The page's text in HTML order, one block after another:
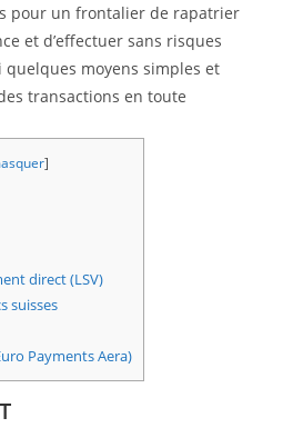
pour un frontalier de rapatrier
et d’effectuer sans risques
moyens simples et
transactions en toute
]
direct (LSV)
suisses
Payments Aera)